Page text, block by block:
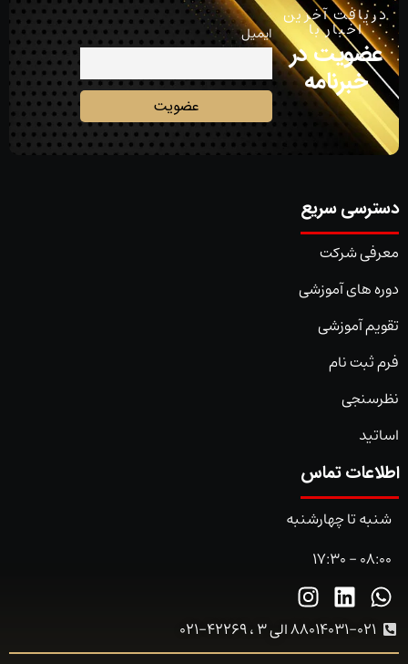
دریافت آخرین
اخبار با
عضویت در
خبرنامه
ایمیل
دسترسی سریع
معرفی شرکت
دوره های آموزشی
تقویم آموزشی
فرم ثبت نام
نظرسنجی
اساتید
اطلاعات تماس
شنبه تا چهارشنبه
08:00 - 17:30
88014031-021 الی 3 ، 42269-021